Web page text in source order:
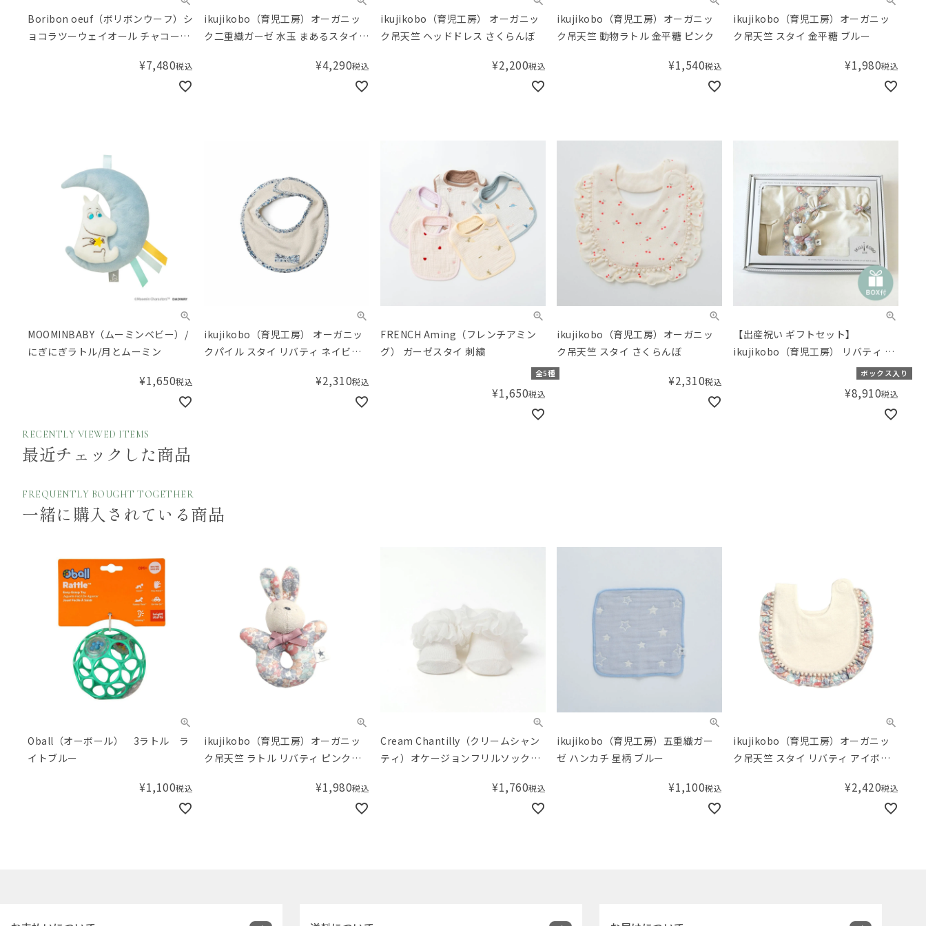
Boribon oeuf（ボリボンウーフ）シ
ョコラツーウェイオール チャコール
¥7,480税込
ikujikobo（育児工房）オーガニッ
ク二重織ガーゼ 水玉 まあるスタイ＆
¥4,290税込
ikujikobo（育児工房） オーガニッ
ク吊天竺 ヘッドドレス さくらんぼ
¥2,200税込
ikujikobo（育児工房）オーガニッ
ク吊天竺 動物ラトル 金平糖 ピンク
¥1,540税込
ikujikobo（育児工房）オーガニッ
ク吊天竺 スタイ 金平糖 ブルー
¥1,980税込
MOOMINBABY（ムーミンベビー）/
にぎにぎラトル/月とムーミン
¥1,650税込
ikujikobo（育児工房） オーガニッ
クパイル スタイ リバティ ネイビー
¥2,310税込
FRENCH Aming（フレンチアミン
グ） ガーゼスタイ 刺繍
全5種
¥1,650税込
ikujikobo（育児工房）オーガニッ
ク吊天竺 スタイ さくらんぼ
¥2,310税込
【出産祝い ギフトセット】
ikujikobo（育児工房） リバティ オ
ーガニックギフト アイボリー （50-
70cm）【ギフトボックス入り】／
ボックス入り
¥8,910税込
RECENTLY VIEWED ITEMS
最近チェックした商品
FREQUENTLY BOUGHT TOGETHER
一緒に購入されている商品
Oball（オーボール） 3ラトル ラ
イトブルー
¥1,100税込
ikujikobo（育児工房）オーガニッ
ク吊天竺 ラトル リバティ ピンク
¥1,980税込
Cream Chantilly（クリームシャン
ティ）オケージョンフリルソックス
¥1,760税込
ikujikobo（育児工房）五重織ガー
ゼ ハンカチ 星柄 ブルー
¥1,100税込
ikujikobo（育児工房）オーガニッ
ク吊天竺 スタイ リバティ アイボリ
¥2,420税込